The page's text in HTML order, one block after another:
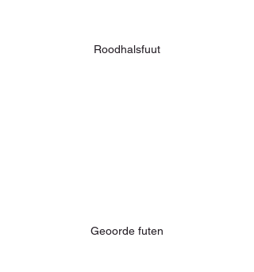
Roodhalsfuut
Geoorde futen